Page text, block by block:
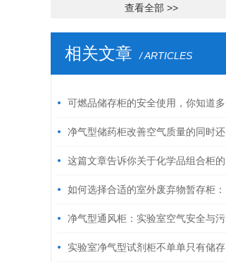
查看全部 >>
相关文章 / ARTICLES
可燃品储存柜的安全使用，你知道多少？
净气型储药柜改善空气质量的同时还维护了人员健康
这篇文章告诉你关于化学品组合柜的过滤器该如何选择
如何选择合适的室外废弃物暂存柜：实用指南
净气型通风柜：实验室空气安全与污染控制的关键设备
实验室净气型试剂柜不单单只有储存功能